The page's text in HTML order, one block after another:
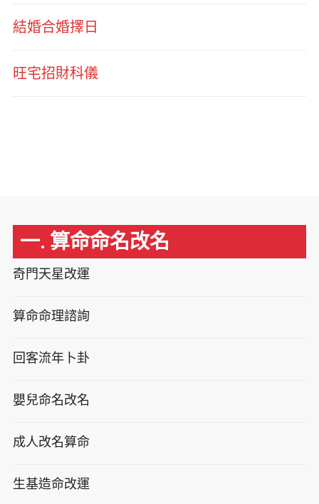
結婚合婚擇日
旺宅招財科儀
一. 算命命名改名
奇門天星改運
算命命理諮詢
回客流年卜卦
嬰兒命名改名
成人改名算命
生基造命改運